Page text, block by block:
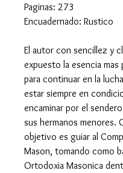
Paginas: 273
Encuadernado: Rustico
El autor con sencillez y
expuesto la esencia mas
para continuar en la
estar siempre en
encaminar por el
sus hermanos menores.
objetivo es guiar al
Mason, tomando como
Ortodoxia Masonica